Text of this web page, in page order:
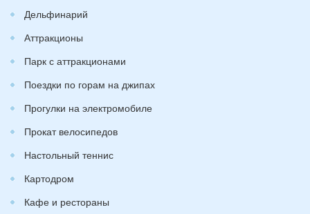
Дельфинарий
Аттракционы
Парк с аттракционами
Поездки по горам на джипах
Прогулки на электромобиле
Прокат велосипедов
Настольный теннис
Картодром
Кафе и рестораны